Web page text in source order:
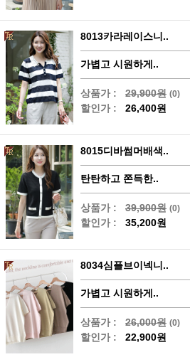
8013카라레이스니..
가볍고 시원하게..
상품가 : 29,900원 (0)
할인가 : 26,400원
8015디바썸머배색..
탄탄하고 쫀득한..
상품가 : 39,900원 (0)
할인가 : 35,200원
8034심플브이넥니..
가볍고 시원하게..
상품가 : 26,000원 (0)
할인가 : 22,900원